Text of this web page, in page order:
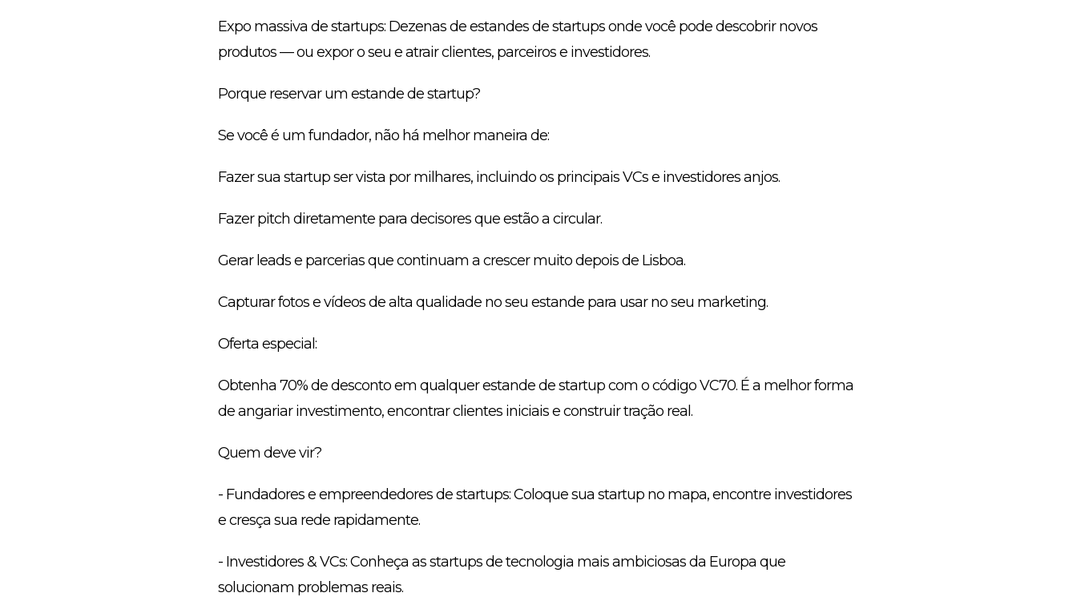
Expo massiva de startups: Dezenas de estandes de startups onde você pode descobrir novos
produtos — ou expor o seu e atrair clientes, parceiros e investidores.
Porque reservar um estande de startup?
Se você é um fundador, não há melhor maneira de:
Fazer sua startup ser vista por milhares, incluindo os principais VCs e investidores anjos.
Fazer pitch diretamente para decisores que estão a circular.
Gerar leads e parcerias que continuam a crescer muito depois de Lisboa.
Capturar fotos e vídeos de alta qualidade no seu estande para usar no seu marketing.
Oferta especial:
Obtenha 70% de desconto em qualquer estande de startup com o código VC70. É a melhor forma
de angariar investimento, encontrar clientes iniciais e construir tração real.
Quem deve vir?
- Fundadores e empreendedores de startups: Coloque sua startup no mapa, encontre investidores
e cresça sua rede rapidamente.
- Investidores & VCs: Conheça as startups de tecnologia mais ambiciosas da Europa que
solucionam problemas reais.